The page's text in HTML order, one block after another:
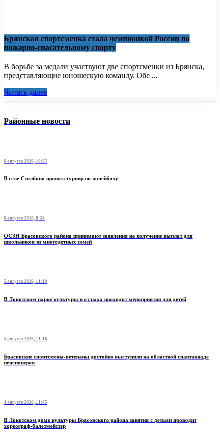
Брянская спортсменка стала чемпионкой России по
пожарно-спасательному спорту
В борьбе за медали участвуют две спортсменки из Брянска,
представляющие юношескую команду. Обе ...
Читать далее
Районные новости
6 августа 2026, 10:25
В селе Столбово прошел турнир по волейболу
6 августа 2026, 8:24
ОСЗН Брасовского района принимают заявления на получение выплат для
школьников из многодетных семей
5 августа 2026, 11:19
В Локотском парке культуры и отдыха проходят мероприятия для детей
5 августа 2026, 11:16
Брасовские спортсмены-ветераны достойно выступили на областной спартакиаде
пенсионеров
4 августа 2026, 11:45
В Локотском доме культуры Брасовского района занятия с детьми проводит
хореограф-балетмейстер